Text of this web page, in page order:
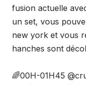
fusion actuelle
un set, vous
new york et vous
hanches sont
🌈00H-01H45